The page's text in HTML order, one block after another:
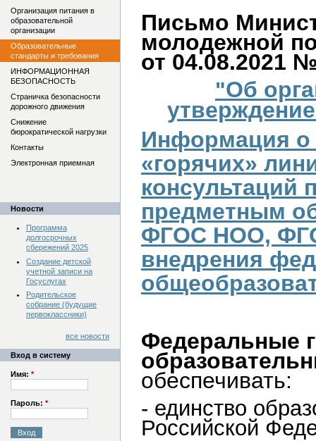
Письмо
молодежной
от 04.08.2021
"Об
Информация о
«горячих»
консультаций
предметным
ФГОС НОО,
внедрения
Федеральные
обеспечивать:
- единство
Российской
Организация питания в
образовательной
организации
Образовательные
стандарты и требования
ИНФОРМАЦИОННАЯ
БЕЗОПАСНОСТЬ
Страничка безопасности
дорожного движения
Снижение
бюрократической нагрузки
Контакты
Электронная приемная
Новости
Программа
долгосрочных
сбережений 2025
Создание детской
учетной записи на
Госуслугах
Родительское
собрание (будущие
первоклассники)
все новости
Вход в систему
Имя: *
Пароль: *